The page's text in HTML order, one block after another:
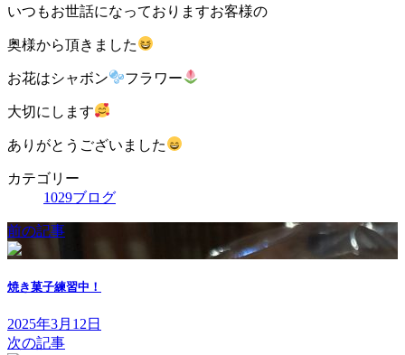
いつもお世話になっておりますお客様の
奥様から頂きました
お花はシャボン フラワー
大切にします
ありがとうございました
カテゴリー
1029ブログ
前の記事
焼き菓子練習中！
2025年3月12日
次の記事